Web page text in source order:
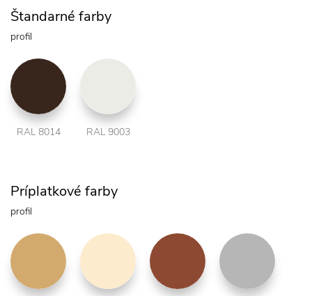
Štandarné farby
profil
RAL 8014 RAL 9003
Príplatkové farby
profil